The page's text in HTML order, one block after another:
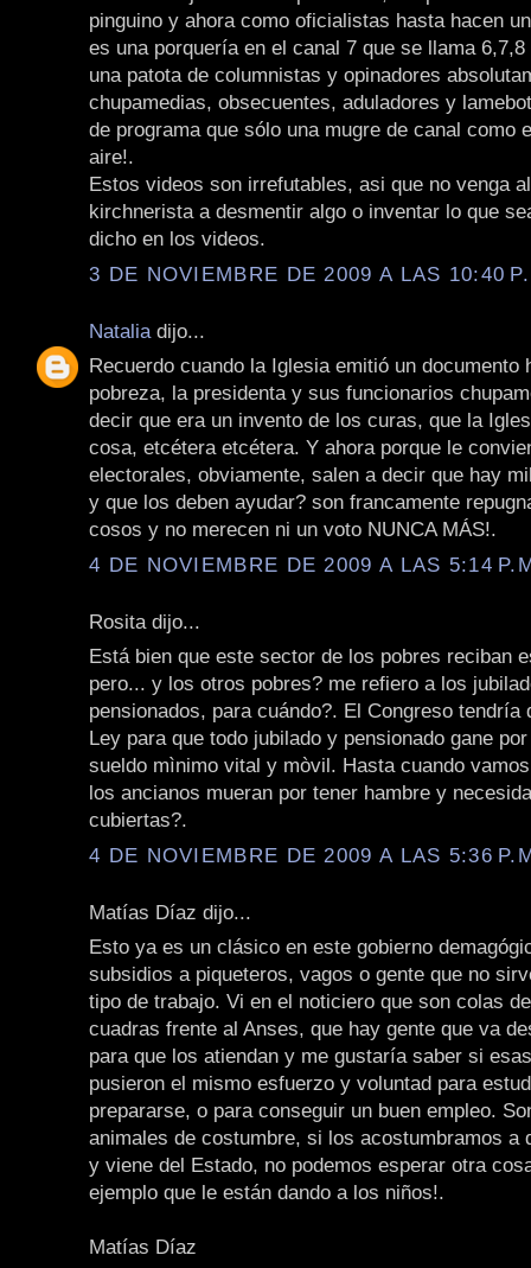
pinguino y ahora como oficialistas hasta hacen
es una porquería en el canal 7 que se llama
una patota de columnistas y opinadores
chupamedias, obsecuentes, aduladores y
de programa que sólo una mugre de canal como
aire!.
Estos videos son irrefutables, asi que no venga
kirchnerista a desmentir algo o inventar lo que
dicho en los videos.
3 DE NOVIEMBRE DE 2009 A LAS 10:40
Natalia dijo...
Recuerdo cuando la Iglesia emitió un documento
pobreza, la presidenta y sus funcionarios
decir que era un invento de los curas, que la
cosa, etcétera etcétera. Y ahora porque le
electorales, obviamente, salen a decir que hay
y que los deben ayudar? son francamente
cosos y no merecen ni un voto NUNCA MÁS!.
4 DE NOVIEMBRE DE 2009 A LAS 5:14
Rosita dijo...
Está bien que este sector de los pobres reciban
pero... y los otros pobres? me refiero a los
pensionados, para cuándo?. El Congreso tendría
Ley para que todo jubilado y pensionado gane
sueldo mìnimo vital y mòvil. Hasta cuando
los ancianos mueran por tener hambre y
cubiertas?.
4 DE NOVIEMBRE DE 2009 A LAS 5:36
Matías Díaz dijo...
Esto ya es un clásico en este gobierno
subsidios a piqueteros, vagos o gente que no
tipo de trabajo. Vi en el noticiero que son colas
cuadras frente al Anses, que hay gente que va
para que los atiendan y me gustaría saber si
pusieron el mismo esfuerzo y voluntad para
prepararse, o para conseguir un buen empleo.
animales de costumbre, si los acostumbramos a
y viene del Estado, no podemos esperar otra
ejemplo que le están dando a los niños!.
Matías Díaz